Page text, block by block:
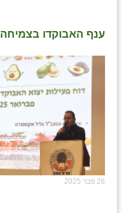
ענף האבוקדו בצמיחה
26 פבר 2025